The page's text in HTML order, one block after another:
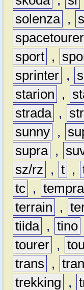
solenza ,
spacetourer
sport ,
sprinter ,
starion
,
strada ,
sunny ,
supra ,
sz/rz
, t ,
tc , tempra
terrain
,
tiida , tino
tourer ,
trans
,
trekking
,